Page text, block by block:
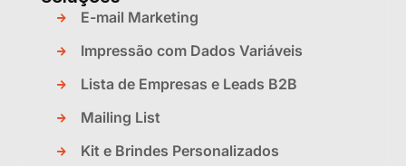
E-mail Marketing
Impressão com Dados Variáveis
Lista de Empresas e Leads B2B
Mailing List
Kit e Brindes Personalizados